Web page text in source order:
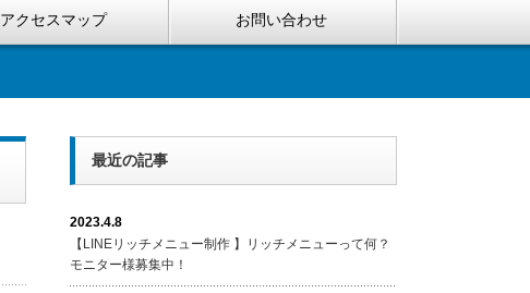
アクセスマップ お問い合わせ
最近の記事
2023.4.8
【LINEリッチメニュー制作 】リッチメニューって何？
モニター様募集中！